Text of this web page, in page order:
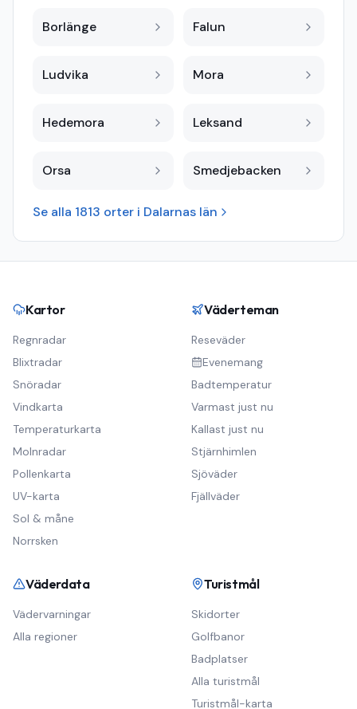
Borlänge Falun
Ludvika Mora
Hedemora Leksand
Orsa Smedjebacken
Se alla 1813 orter i Dalarnas län
Kartor
Regnradar
Blixtradar
Snöradar
Vindkarta
Temperaturkarta
Molnradar
Pollenkarta
UV-karta
Sol & måne
Norrsken
Väderteman
Reseväder
Evenemang
Badtemperatur
Varmast just nu
Kallast just nu
Stjärnhimlen
Sjöväder
Fjällväder
Väderdata
Vädervarningar
Alla regioner
Turistmål
Skidorter
Golfbanor
Badplatser
Alla turistmål
Turistmål-karta